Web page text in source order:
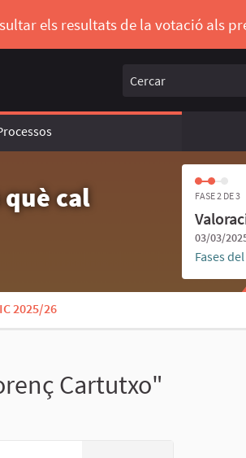
els resultats de la votació als
cal
FASE 2 DE 3
03/03/
Fases
2025/26
Cartutxo"